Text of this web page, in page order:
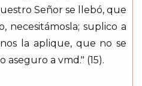
Señor se llebó, que
necesitámosla; suplico a
la aplique, que no se
aseguro a vmd." (15).